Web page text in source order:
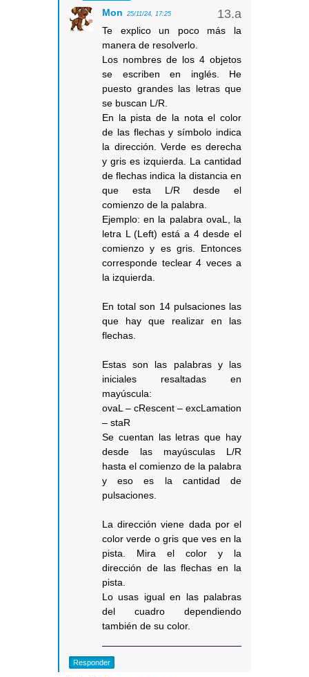
Mon 25/11/24, 17:25
Te explico un poco más la
manera de resolverlo.
Los nombres de los 4 objetos
se escriben en inglés. He
puesto grandes las letras que
se buscan L/R.
En la pista de la nota el color
de las flechas y símbolo indica
la dirección. Verde es derecha
y gris es izquierda. La cantidad
de flechas indica la distancia en
que esta L/R desde el
comienzo de la palabra.
Ejemplo: en la palabra ovaL, la
letra L (Left) está a 4 desde el
comienzo y es gris. Entonces
corresponde teclear 4 veces a
la izquierda.
En total son 14 pulsaciones las
que hay que realizar en las
flechas.
Estas son las palabras y las
iniciales resaltadas en
mayúscula:
ovaL – cRescent – excLamation
– staR
Se cuentan las letras que hay
desde las mayúsculas L/R
hasta el comienzo de la palabra
y eso es la cantidad de
pulsaciones.
La dirección viene dada por el
color verde o gris que ves en la
pista. Mira el color y la
dirección de las flechas en la
pista.
Lo usas igual en las palabras
del cuadro dependiendo
también de su color.
Responder